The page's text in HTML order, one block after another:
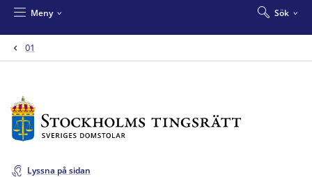
Sök
Meny
01
Lyssna på sidan